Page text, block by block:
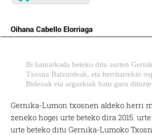
Oihana Cabello Elorriaga
Bi hamarkada beteko ditu aurten
Txosna Batzordeak, eta herritarrekin
Bideoak eta argazkiak batu gura dituzte
Gernika-Lumon txosnen aldeko herri
zeneko hogei urte beteko dira 2015.
urte beteko ditu Gernika-Lumoko